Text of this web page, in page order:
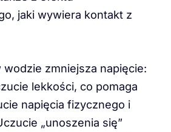
jaki wywiera kontakt z
zmniejsza napięcie:
lekkości, co pomaga
napięcia fizycznego i
„unoszenia się”